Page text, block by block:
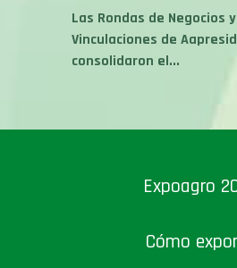
Vinculaciones de Aapresid
consolidaron el...